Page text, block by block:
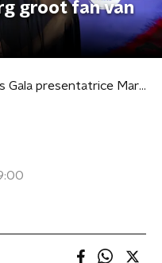
groot fan van
Musical Awards Gala presentatrice Marlijn Weerdenburg groot fan van 'Onze Jordaan'